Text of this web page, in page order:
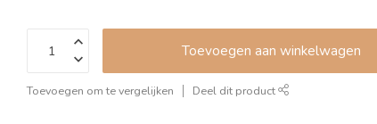
Toevoegen aan winkelwagen
Toevoegen om te vergelijken Deel dit product